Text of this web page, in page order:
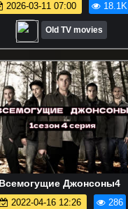
2026-03-11 07:00 18.1K
Old TV movies
Всемогущие Джонсоны4
2022-04-16 12:26 286